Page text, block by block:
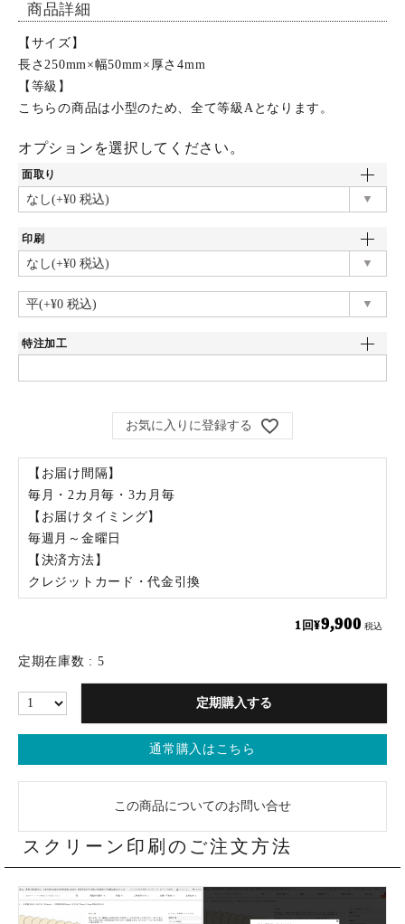
商品詳細
【サイズ】
長さ250mm×幅50mm×厚さ4mm
【等級】
こちらの商品は小型のため、全て等級Aとなります。
オプションを選択してください。
面取り
印刷
特注加工
お気に入りに登録する
【お届け間隔】
毎月・2カ月毎・3カ月毎
【お届けタイミング】
毎週月～金曜日
【決済方法】
クレジットカード・代金引換
¥9,900 税込
定期在庫数 5
定期購入する
通常購入はこちら
この商品についてのお問い合せ
スクリーン印刷のご注文方法